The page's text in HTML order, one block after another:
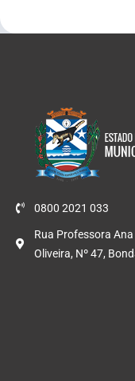
0800 2021 033
Rua Professora
Oliveira, Nº 47,